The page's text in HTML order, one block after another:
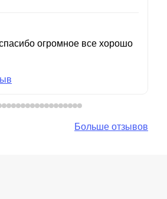
огромное все хорошо
Больше отзывов